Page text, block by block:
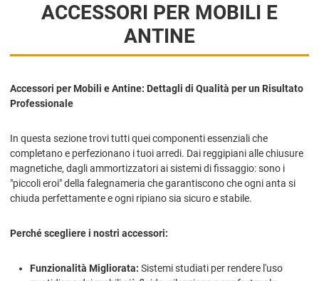
ACCESSORI PER MOBILI E
ANTINE
Accessori per Mobili e Antine: Dettagli di Qualità per un Risultato
Professionale
In questa sezione trovi tutti quei componenti essenziali che
completano e perfezionano i tuoi arredi. Dai reggipiani alle chiusure
magnetiche, dagli ammortizzatori ai sistemi di fissaggio: sono i
"piccoli eroi" della falegnameria che garantiscono che ogni anta si
chiuda perfettamente e ogni ripiano sia sicuro e stabile.
Perché scegliere i nostri accessori:
Funzionalità Migliorata: Sistemi studiati per rendere l'uso